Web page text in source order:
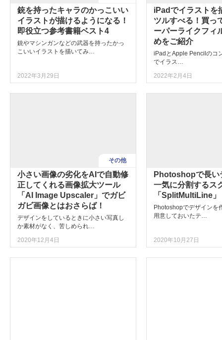
銃を持ったキャラのかっこいい
イラストが描けるようになる！
即役立つ参考書籍ベスト4
銃やマシンガンなどの武器を持ったかっ
こいいイラストを描いてみ…
2022年3月29日
iPadでイラストを
ツルすべる！買っ
ーパーライクフィ
めをご紹介
iPadとApple Pencilのコ
でイラス…
2022年2月4日
その他
小さい画像の劣化をAIで自動修
正してくれる画像拡大ツール
「AI Image Upscaler」でガビ
ガビ画像とはおさらば！
デザインをしているときに小さい写真し
か素材がなく、苦しめられ…
2020年12月4日
Photoshopで長い
一気に分割するス
「SplitMultiLine」
Photoshopでデザインを
用意しておいたテ…
2020年10月27日